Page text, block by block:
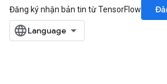
Đăng ký nhận bản tin từ TensorFlow